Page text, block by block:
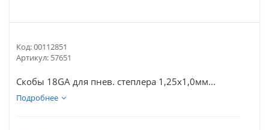
Код:00112851
Артикул: 57651
Скобы 18GA для пнев. степлера 1,25х1,0мм...
Подробнее